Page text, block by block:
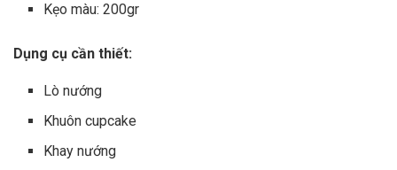
Kẹo màu: 200gr
Dụng cụ cần thiết:
Lò nướng
Khuôn cupcake
Khay nướng